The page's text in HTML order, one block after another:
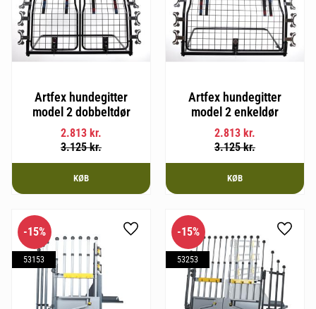
Artfex hundegitter
model 2 dobbeltdør
2.813 kr.
3.125kr.
KØB
Artfex hundegitter
model 2 enkeldør
2.813 kr.
3.125kr.
KØB
15%
53153
Gem som favorit
15%
53253
Gem